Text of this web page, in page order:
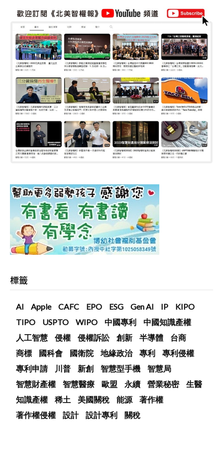
標籤
AI Apple CAFC EPO ESG Gen AI IP
KIPO
TIPO
USPTO WIPO 中國專利
中國知識產權
人工智慧
侵權 侵權訴訟 創新 半導體
台商
商標
國科會 國衛院 地緣政治 專利
專利侵權
專利申請
川普 新創 智慧型手機
智慧局
智慧財產權
智慧醫療 歐盟 永續 營業秘密
生醫
知識產權
稀土 美國關稅 能源
著作權
著作權侵權
設計 設計專利 關稅